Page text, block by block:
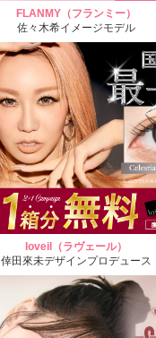
FLANMY（フランミー）
佐々木希イメージモデル
loveil（ラヴェール）
倖田來未デザインプロデュース